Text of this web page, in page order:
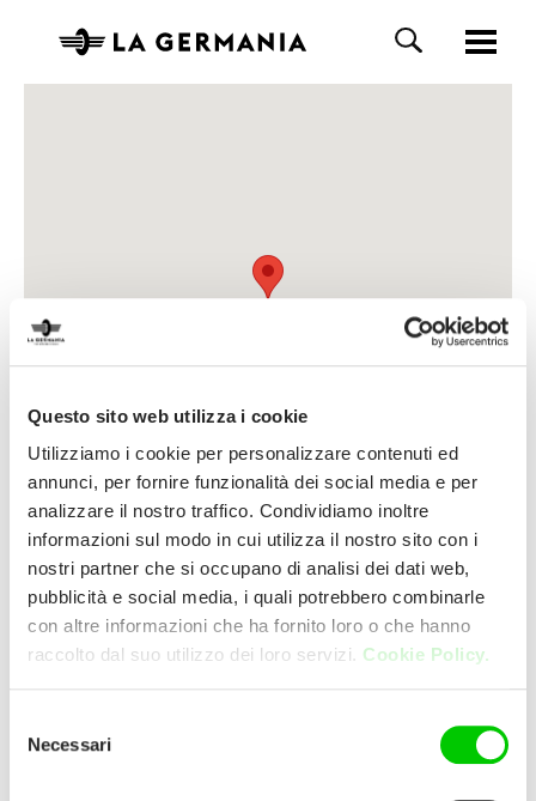
Questo sito web utilizza i cookie
Utilizziamo i cookie per personalizzare contenuti ed
annunci, per fornire funzionalità dei social media e per
analizzare il nostro traffico. Condividiamo inoltre
informazioni sul modo in cui utilizza il nostro sito con i
nostri partner che si occupano di analisi dei dati web,
pubblicità e social media, i quali potrebbero combinarle
con altre informazioni che ha fornito loro o che hanno
raccolto dal suo utilizzo dei loro servizi. Cookie Policy.
delNecessari
Elettrodomestici
(Avellino) Italia